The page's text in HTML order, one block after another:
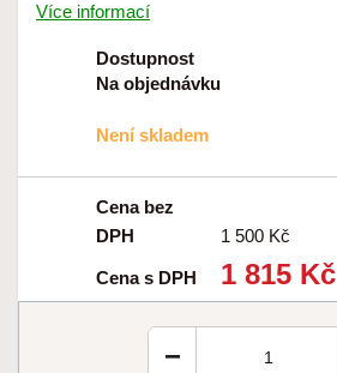
Více informací
Dostupnost
Na objednávku
Není skladem
Cena bez
DPH
1 500 Kč
Cena s DPH 1 815 Kč
−